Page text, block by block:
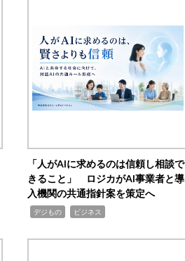
「人がAIに求めるのは信頼し相談で
きること」 ロジカがAI事業者と導
入機関の共通指針案を策定へ
デジもの ビジネス